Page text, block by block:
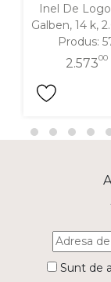
Inel De
Galben, 14 k,
Produs:
2.57300
Sunt de